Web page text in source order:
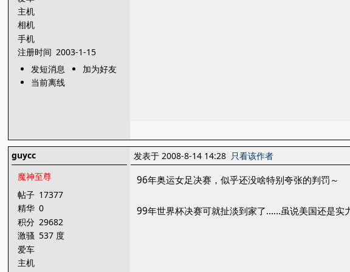
主机
相机
手机
注册时间 2003-1-15
发短消息
加为好友
当前离线
guycc
魔神至尊
帖子 17377
精华 0
积分 29682
激骚 537 度
爱车
主机
发表于 2008-8-14 14:28 只看该作者
96年奥运女足决赛，似乎还没啥特别夸张的判罚～
99年世界杯决赛可就扯淡到家了……虽说美国还是